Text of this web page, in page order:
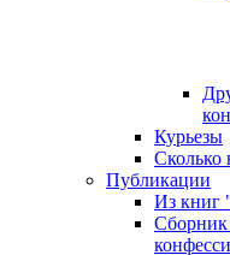
Курьезы
Публикации
Из книг
Сборник